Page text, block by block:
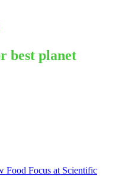
best planet
Food Focus at Scientific